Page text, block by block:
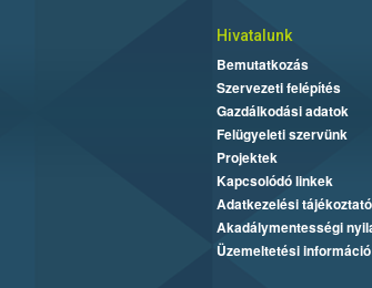
Hivatalunk
Bemutatkozás
Szervezeti felépítés
Gazdálkodási adatok
Felügyeleti szervünk
Projektek
Kapcsolódó linkek
Adatkezelési tájékoztató
Akadálymentességi
Üzemeltetési információ